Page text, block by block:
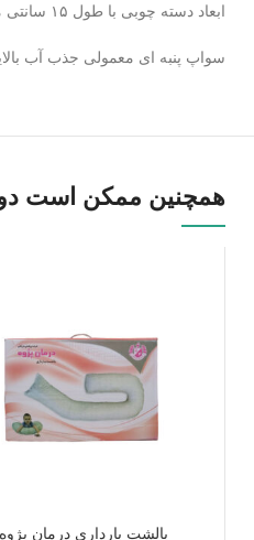
ابعاد دسته چوبی با طول ۱۵ سانتی متر و قطر۲/۵ میلی متر
سواپ پنبه ای معمولی جذب آب بالایی دارد
همچنین ممکن است
بالشت بارداری درمان پژوه